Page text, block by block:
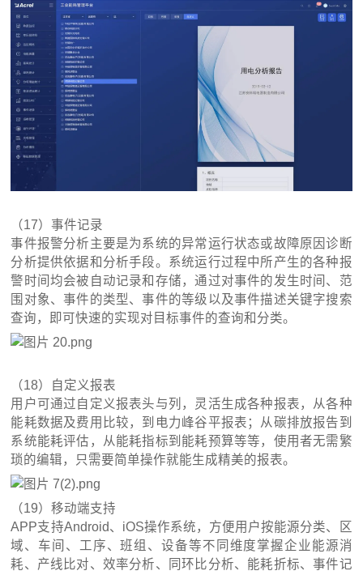
（17）事件记录
事件报警分析主要是为系统的异常运行状态或故障原因诊断
分析提供依据和分析手段。系统运行过程中所产生的各种报
警时间均会被自动记录和存储，通过对事件的发生时间、范
围对象、事件的类型、事件的等级以及事件描述关键字搜索
查询，即可快速的实现对目标事件的查询和分类。
（18）自定义报表
用户可通过自定义报表头与列，灵活生成各种报表，从各种
能耗数据及费用比较，到电力峰谷平报表；从碳排放报告到
系统能耗评估，从能耗指标到能耗预算等等，使用者无需繁
琐的编辑，只需要简单操作就能生成精美的报表。
（19）移动端支持
APP支持Android、iOS操作系统，方便用户按能源分类、区
域、车间、工序、班组、设备等不同维度掌握企业能源消
耗、产线比对、效率分析、同环比分析、能耗折标、事件记